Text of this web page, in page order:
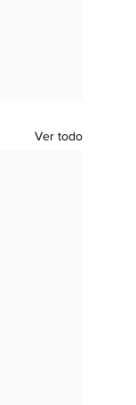
Ver todo